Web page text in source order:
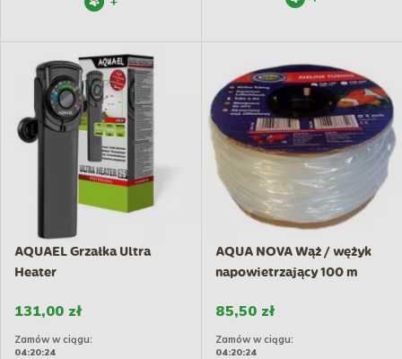
AQUAEL Grzałka Ultra
Heater
131,00 zł
Zamów w ciągu:
04:20:23
AQUA NOVA Wąż / wężyk
napowietrzający 100 m
85,50 zł
Zamów w ciągu:
04:20:23